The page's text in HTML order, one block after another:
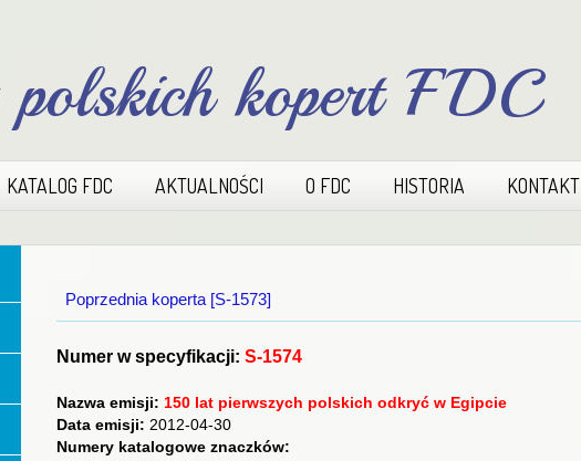
kopert FDC
KATALOG FDC AKTUALNOŚCI O FDC HISTORIA KONTAKT
Poprzednia koperta [S-1573]
Numer w specyfikacji: S-1574
Nazwa emisji: 150 lat pierwszych polskich odkryć w Egipcie
Data emisji: 2012-04-30
Numery katalogowe znaczków: